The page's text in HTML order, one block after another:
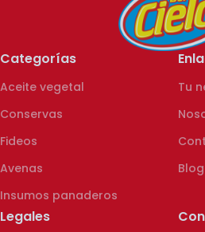
Categorías
Aceite vegetal
Conservas
Fideos
Avenas
Insumos panaderos
Tu
Blog
Legales